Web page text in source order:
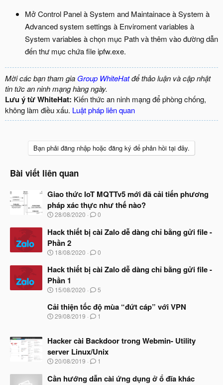
Mở Control Panel à System and Maintainace à System à
Advanced system settings à Enviroment variables à
System variables à chọn mục Path và thêm vào đường dẫn
đến thư mục chứa file ipfw.exe.
Mời các bạn tham gia Group WhiteHatđể thảo luận và cập nhật
tin tức an ninh mạng hàng ngày.
Lưu ý từ WhiteHat: Kiến thức an ninh mạng để phòng chống,
không làm điều xấu. Luật pháp liên quan
Bạn phải đăng nhập hoặc đăng ký để phản hồi tại đây.
Bài viết liên quan
Giao thức IoT MQTTv5 mới đã cải tiến phương
pháp xác thực như thế nào?
N
à
b
ắ
đ
ầ
u
28/08/2020 0
Hack thiết bị cài Zalo dễ dàng chỉ bằng gửi file -
Phần 2
N
à
b
ắ
đ
ầ
18/08/2020 0
Hack thiết bị cài Zalo dễ dàng chỉ bằng gửi file -
Phần 1
N
à
y
b
đ
ầ
u
15/08/2020 5
Cải thiện tốc độ mùa “đứt cáp” với VPN
N
y
ắ
t
ầ
29/08/2019 1
Hacker cài Backdoor trong Webmin- Utility
server Linux/Unix
N
à
20/08/2019 1
Cần hướng dẫn cài ứng dụng ở ổ đĩa khác